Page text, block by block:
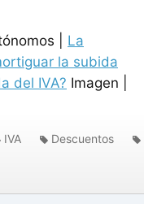
| La
la subida
del IVA? Imagen |
IVA Descuentos